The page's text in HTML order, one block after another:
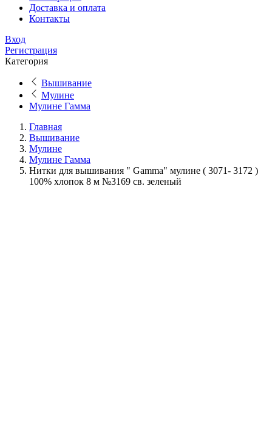
Доставка и оплата
Контакты
Вход
Регистрация
Категория
Вышивание
Мулине
Мулине Гамма
Главная
Вышивание
Мулине
Мулине Гамма
Нитки для вышивания " Gamma" мулине ( 3071- 3172 )
100% хлопок 8 м №3169 св. зеленый